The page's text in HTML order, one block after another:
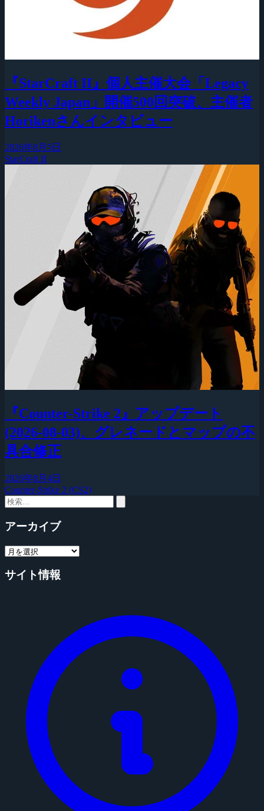
『StarCraft II』個人主催大会「Legacy
Weekly Japan」開催500回突破、主催者
Horikenさんインタビュー
2026年8月5日
StarCraft II
『Counter-Strike 2』アップデート
(2026-08-03)、グレネードとマップの不
具合修正
2026年8月4日
Counter-Strike 2 (CS2)
アーカイブ
サイト情報